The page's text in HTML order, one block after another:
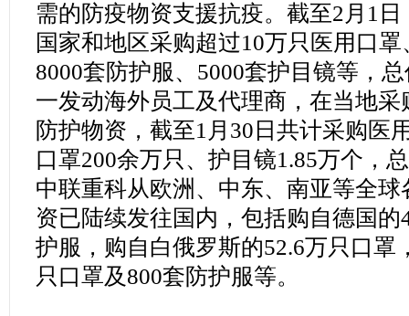
需的防疫物资支援抗疫。截至2月1
国家和地区采购超过10万只医用口
8000套防护服、5000套护目镜等，
一发动海外员工及代理商，在当地
防护物资，截至1月30日共计采购医
口罩200余万只、护目镜1.85万个，
中联重科从欧洲、中东、南亚等全
资已陆续发往国内，包括购自德国的
护服，购自白俄罗斯的52.6万只口罩
只口罩及800套防护服等。